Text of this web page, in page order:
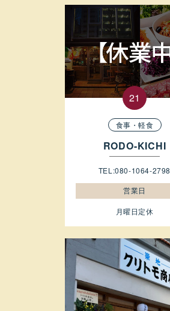
食事・軽食
RODO-KICHI
TEL:080-1064-2798
営業日
月曜日定休